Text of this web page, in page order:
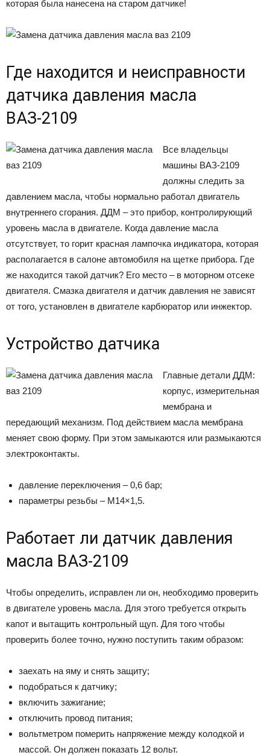
которая была нанесена на старом датчике!
Где находится и неисправности
датчика давления масла
ВАЗ-2109
Все владельцы
машины ВАЗ-2109
должны следить за
давлением масла, чтобы нормально работал двигатель
внутреннего сгорания. ДДМ – это прибор, контролирующий
уровень масла в двигателе. Когда давление масла
отсутствует, то горит красная лампочка индикатора, которая
располагается в салоне автомобиля на щетке прибора. Где
же находится такой датчик? Его место – в моторном отсеке
двигателя. Смазка двигателя и датчик давления не зависят
от того, установлен в двигателе карбюратор или инжектор.
Устройство датчика
Главные детали ДДМ:
корпус, измерительная
мембрана и
передающий механизм. Под действием масла мембрана
меняет свою форму. При этом замыкаются или размыкаются
электроконтакты.
давление переключения – 0,6 бар;
параметры резьбы – M14×1,5.
Работает ли датчик давления
масла ВАЗ-2109
Чтобы определить, исправлен ли он, необходимо проверить
в двигателе уровень масла. Для этого требуется открыть
капот и вытащить контрольный щуп. Для того чтобы
проверить более точно, нужно поступить таким образом:
заехать на яму и снять защиту;
подобраться к датчику;
включить зажигание;
отключить провод питания;
вольтметром померить напряжение между колодкой и
массой. Он должен показать 12 вольт.